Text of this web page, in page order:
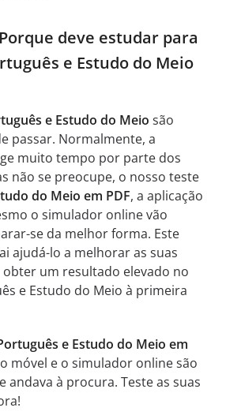
deve estudar para
e Estudo do Meio
e Estudo do Meio são
passar. Normalmente, a
muito tempo por parte dos
não se preocupe, o nosso teste
do Meio em PDF, a aplicação
o simulador online vão
se da melhor forma. Este
ajudá-lo a melhorar as suas
obter um resultado elevado no
e Estudo do Meio à primeira
e Estudo do Meio em
móvel e o simulador online são
andava à procura. Teste as suas